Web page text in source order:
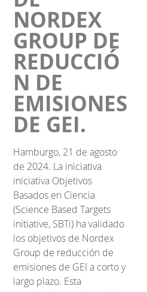
NORDEX
GROUP DE
REDUCCIÓ
N DE
EMISIONES
DE GEI.
Hamburgo, 21 de agosto
de 2024. La iniciativa
iniciativa Objetivos
Basados en Ciencia
(Science Based Targets
initiative, SBTi) ha validado
los objetivos de Nordex
Group de reducción de
emisiones de GEI a corto y
largo plazo. Esta